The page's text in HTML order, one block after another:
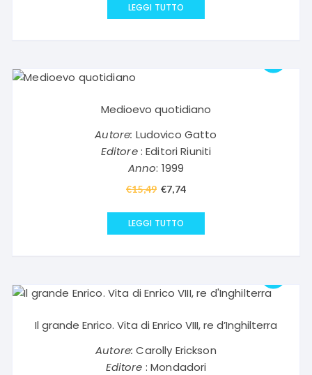
originale
LEGGI TUTTO
Medioevo quotidiano
Autore: Ludovico Gatto
Editore: Editori Riuniti
Anno: 1999
€15,49 Il
originale
€7,74Il
LEGGI TUTTO
Il grande Enrico. Vita di Enrico VIII, re d’Inghilterra
Autore: Carolly Erickson
Editore : Mondadori